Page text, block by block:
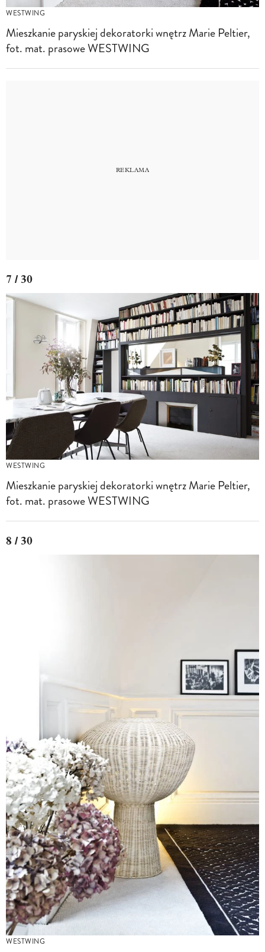
WESTWING
Mieszkanie paryskiej dekoratorki wnętrz Marie Peltier,
fot. mat. prasowe WESTWING
7 / 30
WESTWING
Mieszkanie paryskiej dekoratorki wnętrz Marie Peltier,
fot. mat. prasowe WESTWING
8 / 30
WESTWING